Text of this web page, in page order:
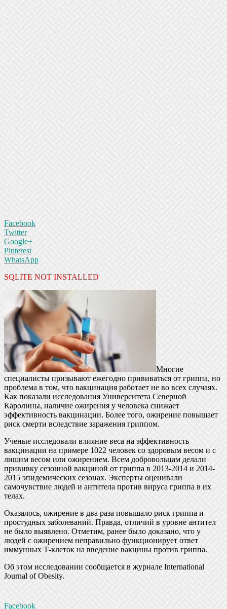
Facebook
Twitter
Google+
Pinterest
WhatsApp
SQLITE NOT INSTALLED
Многие
специалисты призывают ежегодно прививаться от гриппа, но
проблема в том, что вакцинация работает не во всех случаях.
Как показали исследования Университета Северной
Каролины, наличие ожирения у человека снижает
эффективность вакцинации. Более того, ожирение повышает
риск смерти вследствие заражения гриппом.
Ученые исследовали влияние веса на эффективность
вакцинации на примере 1022 человек со здоровым весом и с
лишим весом или ожирением. Всем добровольцам делали
прививку сезонной вакциной от гриппа в 2013-2014 и 2014-
2015 эпидемических сезонах. Эксперты оценивали
самочувствие людей и антитела против вируса гриппа в их
телах.
Оказалось, ожирение в два раза повышало риск гриппа и
простудных заболеваний. Правда, отличий в уровне антител
не было выявлено. Отметим, ранее было доказано, что у
людей с ожирением неправильно функционирует ответ
иммунных Т-клеток на введение вакцины против гриппа.
Об этом исследовании сообщается в журнале International
Journal of Obesity.
Facebook